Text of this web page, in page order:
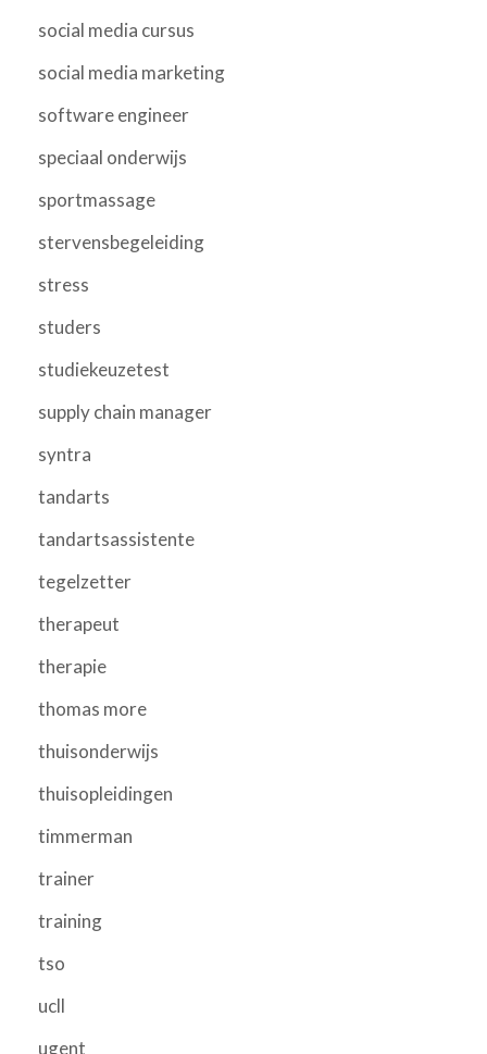
social media cursus
social media marketing
software engineer
speciaal onderwijs
sportmassage
stervensbegeleiding
stress
studers
studiekeuzetest
supply chain manager
syntra
tandarts
tandartsassistente
tegelzetter
therapeut
therapie
thomas more
thuisonderwijs
thuisopleidingen
timmerman
trainer
training
tso
ucll
ugent